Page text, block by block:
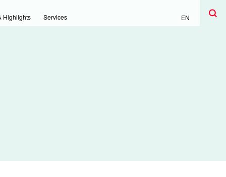
EN
Highlights Services